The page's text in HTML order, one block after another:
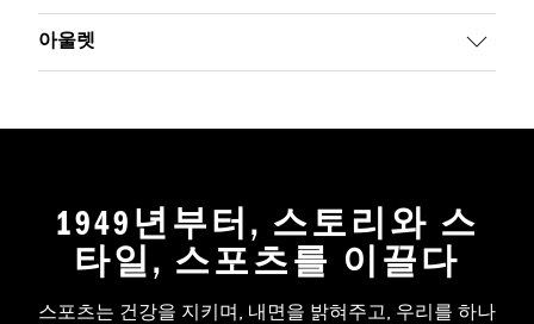
아울렛
1949년부터, 스토리와 스
타일, 스포츠를 이끌다
스포츠는 건강을 지키며, 내면을 밝혀주고, 우리를 하나